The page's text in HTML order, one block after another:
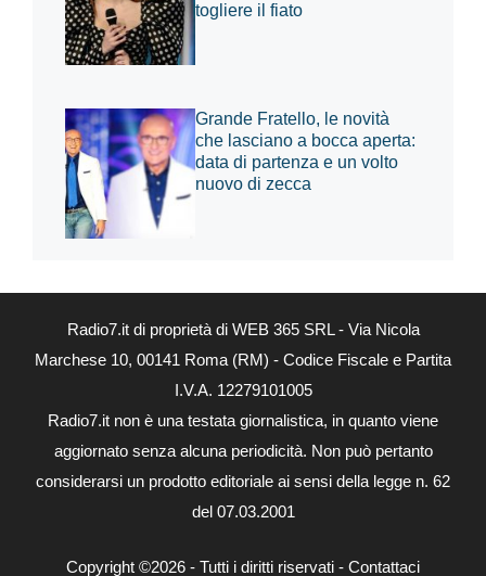
togliere il fiato
Grande Fratello, le novità
che lasciano a bocca aperta:
data di partenza e un volto
nuovo di zecca
Radio7.it di proprietà di WEB 365 SRL - Via Nicola
Marchese 10, 00141 Roma (RM) - Codice Fiscale e Partita
I.V.A. 12279101005
Radio7.it non è una testata giornalistica, in quanto viene
aggiornato senza alcuna periodicità. Non può pertanto
considerarsi un prodotto editoriale ai sensi della legge n. 62
del 07.03.2001
Copyright ©2026 - Tutti i diritti riservati - Contattaci